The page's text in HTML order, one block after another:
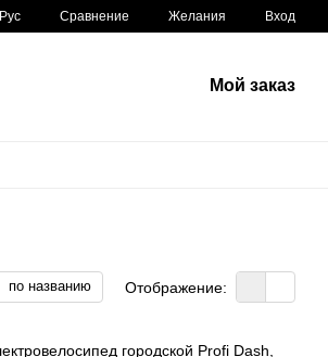
Рус Сравнение Желания Вход
Мой заказ
по названию Отображение: